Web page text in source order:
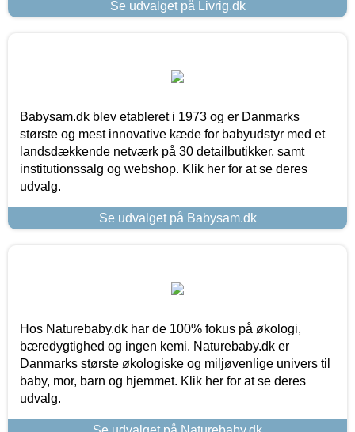
Se udvalget på Livrig.dk
Babysam.dk blev etableret i 1973 og er Danmarks
største og mest innovative kæde for babyudstyr med et
landsdækkende netværk på 30 detailbutikker, samt
institutionssalg og webshop. Klik her for at se deres
udvalg.
Se udvalget på Babysam.dk
Hos Naturebaby.dk har de 100% fokus på økologi,
bæredygtighed og ingen kemi. Naturebaby.dk er
Danmarks største økologiske og miljøvenlige univers til
baby, mor, barn og hjemmet. Klik her for at se deres
udvalg.